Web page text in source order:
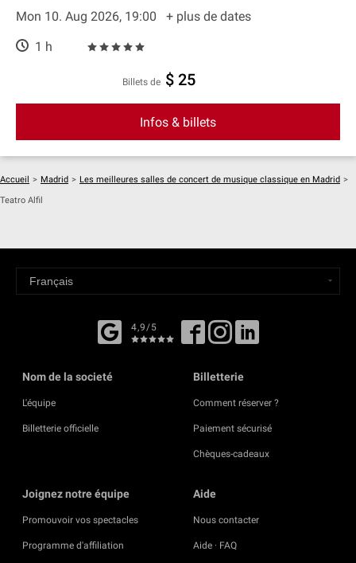
Mon 10. Aug 2026, 19:00
+ plus de dates
1 h
Billets de $ 25
Infos & billets
Accueil > Madrid > Les meilleures salles de concert de musique classique en Madrid >
Teatro Alfil
4,9/5
Nom de la societé
L'équipe
Billetterie officielle
Billetterie
Comment réserver ?
Paiement sécurisé
Chèques-cadeaux
Joignez notre équipe
Promouvoir vos spectacles
Programme d'affiliation
Aide
Nous contacter
Aide · FAQ